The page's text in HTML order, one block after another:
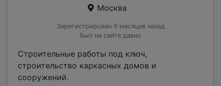
Москва
Зарегистрирован 9 месяцев назад
Был на сайте давно
Строительные работы под ключ,
строительство каркасных домов и
сооружений.